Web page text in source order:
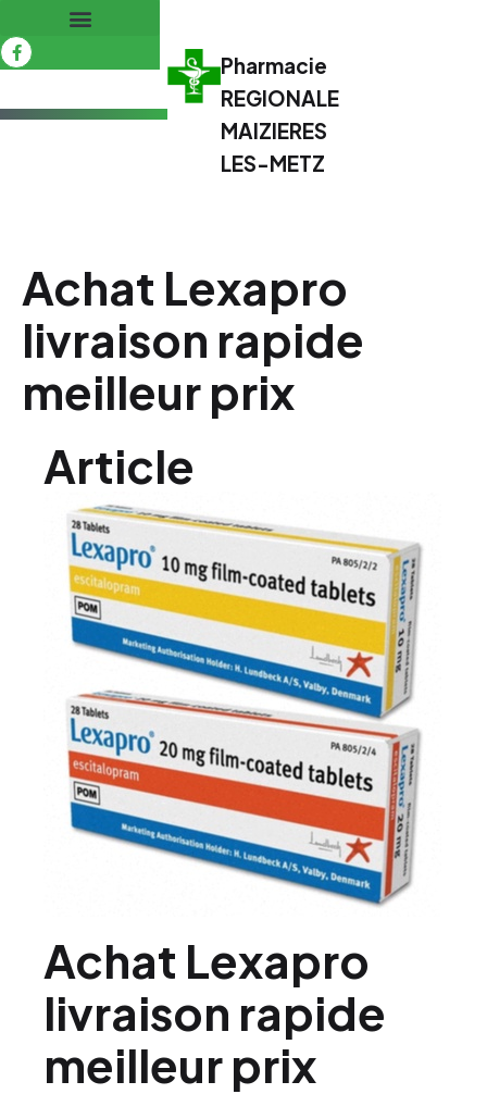
Pharmacie
REGIONALE
MAIZIERES
LES-METZ
Achat Lexapro
livraison rapide
meilleur prix
Article
Achat Lexapro
livraison rapide
meilleur prix